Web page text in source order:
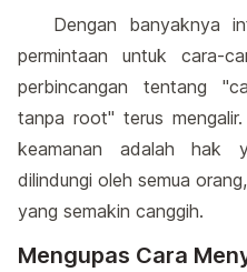
Dengan banyaknya
permintaan untuk cara-
perbincangan tentang
tanpa root" terus
keamanan adalah hak
dilindungi oleh semua
yang semakin canggih.
Mengupas Cara